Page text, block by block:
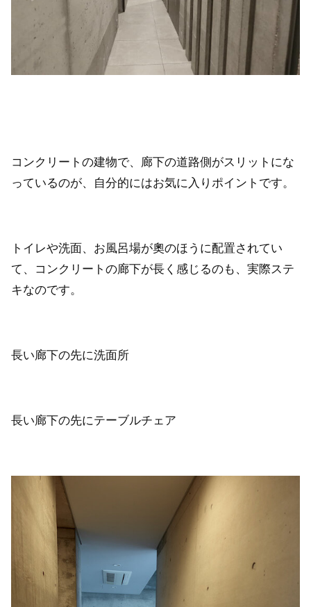
コンクリートの建物で、廊下の道路側がスリットにな
っているのが、自分的にはお気に入りポイントです。
トイレや洗面、お風呂場が奧のほうに配置されてい
て、コンクリートの廊下が長く感じるのも、実際ステ
キなのです。
長い廊下の先に洗面所
長い廊下の先にテーブルチェア